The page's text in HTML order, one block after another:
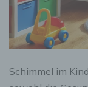
Schimmel im